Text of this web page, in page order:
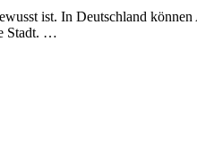
ist. In Deutschland
Stadt. …